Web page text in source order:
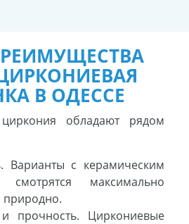
В ОДЕССЕ
обладают рядом
Варианты с керамическим
смотрятся максимально
природно.
прочность. Циркониевые